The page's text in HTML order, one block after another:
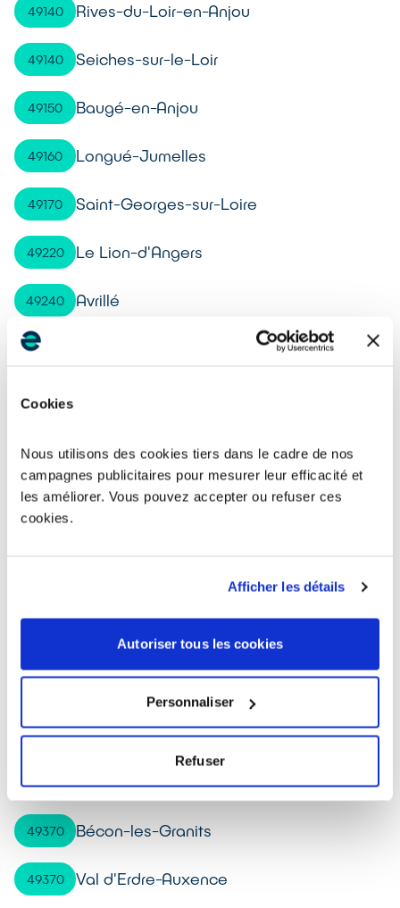
Cookies
Nous utilisons des cookies tiers dans le cadre de nos
campagnes publicitaires pour mesurer leur efficacité et
les améliorer. Vous pouvez accepter ou refuser ces
cookies.
Afficher les détails
Autoriser tous les cookies
Personnaliser
Refuser
49140 Rives-du-Loir-en-Anjou
49140 Seiches-sur-le-Loir
49150 Baugé-en-Anjou
49160 Longué-Jumelles
49170 Saint-Georges-sur-Loire
49220 Le Lion-d'Angers
49240 Avrillé
49250
49260
49280 La Séguinière
49280 La Tessoualle
Brissac Loire Aubance
49340 Trémentines
49360 Maulévrier
49370 Bécon-les-Granits
49370 Val d'Erdre-Auxence